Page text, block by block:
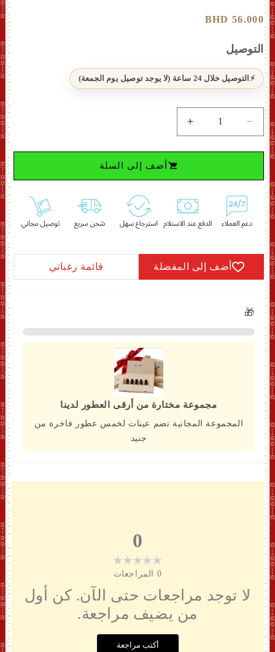
سعر
56.000 BHD
التوصيل
التوصيل خلال 24 ساعة (لا يوجد توصيل يوم الجمعة)
لـ
سحر
العود
-
عطر
سفاير
زيادة
لـ
مجموعة
سحر
-
عطر
سفاير
أضف إلى السلة
أضف إلى المفضلة قائمة رغباتي
🎁
مجموعة مختارة من أرقى العطور لدينا
المجموعة المجانية تضم عينات لخمس عطور فاخرة من
جنيد
0
0 المراجعات
لا توجد مراجعات حتى الآن. كن أول
من يضيف مراجعة.
أكتب مراجعة